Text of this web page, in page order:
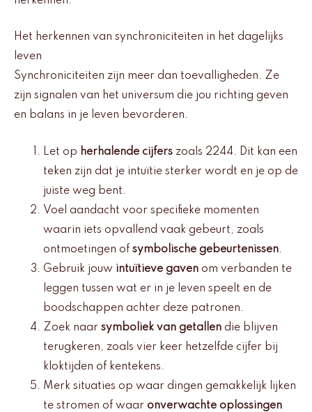
Het herkennen van synchroniciteiten in het dagelijks
leven
Synchroniciteiten zijn meer dan toevalligheden. Ze
zijn signalen van het universum die jou richting geven
en balans in je leven bevorderen.
Let op herhalende cijfers zoals 2244. Dit kan een
teken zijn dat je intuïtie sterker wordt en je op de
juiste weg bent.
Voel aandacht voor specifieke momenten
waarin iets opvallend vaak gebeurt, zoals
ontmoetingen of symbolische gebeurtenissen.
Gebruik jouw intuïtieve gaven om verbanden te
leggen tussen wat er in je leven speelt en de
boodschappen achter deze patronen.
Zoek naar symboliek van getallen die blijven
terugkeren, zoals vier keer hetzelfde cijfer bij
kloktijden of kentekens.
Merk situaties op waar dingen gemakkelijk lijken
te stromen of waar onverwachte oplossingen